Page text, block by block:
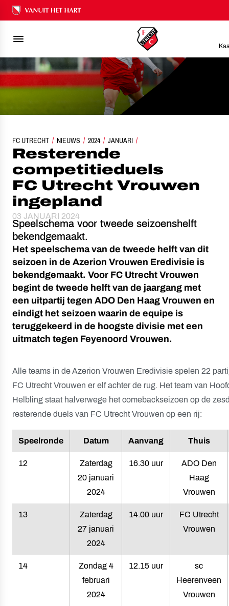
Ons nalatenschap
FC UTRECHT NIEUWS 2024 JANUARI
RESTERENDE COMPETITIEDUELS FC UTRECHT VROUWEN
Resterende
competitieduels
FC Utrecht Vrouwen
ingepland
03 JANUARI 2024
Speelschema voor tweede seizoenshelft
bekendgemaakt.
Het speelschema van de tweede helft van dit
seizoen in de Azerion Vrouwen Eredivisie is
bekendgemaakt. Voor FC Utrecht Vrouwen
begint de tweede helft van de jaargang met
een uitpartij tegen ADO Den Haag Vrouwen en
eindigt het seizoen waarin de equipe is
teruggekeerd in de hoogste divisie met een
uitmatch tegen Feyenoord Vrouwen.
Alle teams in de Azerion Vrouwen Eredivisie spelen 22
FC Utrecht Vrouwen er elf achter de rug. Het team van
Helbling staat halverwege het comebackseizoen op de
resterende duels van FC Utrecht Vrouwen op een rij:
Speelronde Datum Aanvang Thuis
12
Zaterdag
20 januari
2024
16.30 uur
ADO Den
Haag
Vrouwen
13
Zaterdag
27 januari
2024
14.00 uur
FC Utrecht
Vrouwen
14
Zondag 4
februari
2024
12.15 uur
sc
Heerenveen
Vrouwen